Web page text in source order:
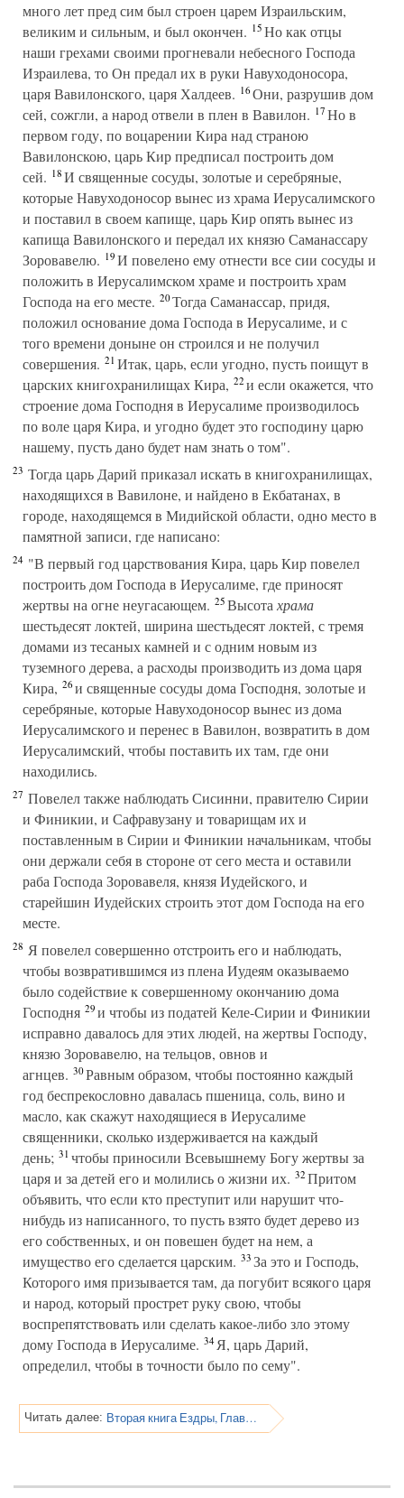
много лет пред сим был строен царем Израильским,
великим и сильным, и был окончен. 15Но как отцы
наши грехами своими прогневали небесного Господа
Израилева, то Он предал их в руки Навуходоносора,
царя Вавилонского, царя Халдеев. 16Они, разрушив дом
сей, сожгли, а народ отвели в плен в Вавилон. 17Но в
первом году, по воцарении Кира над страною
Вавилонскою, царь Кир предписал построить дом
сей. 18И священные сосуды, золотые и серебряные,
которые Навуходоносор вынес из храма Иерусалимского
и поставил в своем капище, царь Кир опять вынес из
капища Вавилонского и передал их князю Саманассару
Зоровавелю. 19И повелено ему отнести все сии сосуды и
положить в Иерусалимском храме и построить храм
Господа на его месте. 20Тогда Саманассар, придя,
положил основание дома Господа в Иерусалиме, и с
того времени доныне он строился и не получил
совершения. 21Итак, царь, если угодно, пусть поищут в
царских книгохранилищах Кира, 22и если окажется, что
строение дома Господня в Иерусалиме производилось
по воле царя Кира, и угодно будет это господину царю
нашему, пусть дано будет нам знать о том".
23 Тогда царь Дарий приказал искать в книгохранилищах,
находящихся в Вавилоне, и найдено в Екбатанах, в
городе, находящемся в Мидийской области, одно место в
памятной записи, где написано:
24 "В первый год царствования Кира, царь Кир повелел
построить дом Господа в Иерусалиме, где приносят
жертвы на огне неугасающем. 25Высота храма
шестьдесят локтей, ширина шестьдесят локтей, с тремя
домами из тесаных камней и с одним новым из
туземного дерева, а расходы производить из дома царя
Кира, 26и священные сосуды дома Господня, золотые и
серебряные, которые Навуходоносор вынес из дома
Иерусалимского и перенес в Вавилон, возвратить в дом
Иерусалимский, чтобы поставить их там, где они
находились.
27 Повелел также наблюдать Сисинни, правителю Сирии
и Финикии, и Сафравузану и товарищам их и
поставленным в Сирии и Финикии начальникам, чтобы
они держали себя в стороне от сего места и оставили
раба Господа Зоровавеля, князя Иудейского, и
старейшин Иудейских строить этот дом Господа на его
месте.
28 Я повелел совершенно отстроить его и наблюдать,
чтобы возвратившимся из плена Иудеям оказываемо
было содействие к совершенному окончанию дома
Господня 29и чтобы из податей Келе-Сирии и Финикии
исправно давалось для этих людей, на жертвы Господу,
князю Зоровавелю, на тельцов, овнов и
агнцев. 30Равным образом, чтобы постоянно каждый
год беспрекословно давалась пшеница, соль, вино и
масло, как скажут находящиеся в Иерусалиме
священники, сколько издерживается на каждый
день; 31чтобы приносили Всевышнему Богу жертвы за
царя и за детей его и молились о жизни их. 32Притом
объявить, что если кто преступит или нарушит что-
нибудь из написанного, то пусть взято будет дерево из
его собственных, и он повешен будет на нем, а
имущество его сделается царским. 33За это и Господь,
Которого имя призывается там, да погубит всякого царя
и народ, который прострет руку свою, чтобы
воспрепятствовать или сделать какое-либо зло этому
дому Господа в Иерусалиме. 34Я, царь Дарий,
определил, чтобы в точности было по сему".
Читать далее: Вторая книга Ездры, Глава 7